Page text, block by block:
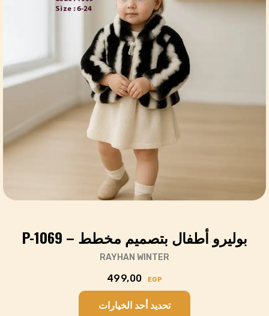
بوليرو أطفال بتصميم مخطط – P-1069
RAYHAN WINTER
499,00 EGP
تحديد أحد الخيارات